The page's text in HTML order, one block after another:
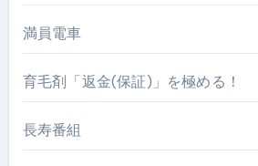
満員電車
育毛剤「返金(保証)」を極める！
長寿番組